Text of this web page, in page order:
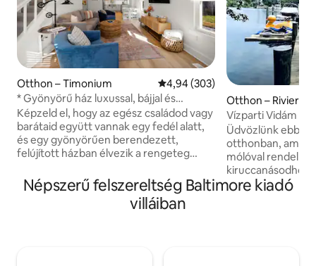
Otthon – Timonium Átlagos értékelés: 5/4,94, 303
4,94 (303)
* Gyönyörű ház luxussal, bájjal és
kényelemmel *
Képzeld el, hogy az egész családod vagy
barátaid együtt vannak egy fedél alatt,
és egy gyönyörűen berendezett,
felújított házban élvezik a rengeteg
többet!!! Ebben az otthonban minden
megtalálható – 4 ágy (3 king / 1 queen)
plüss matracokkal és csúcsminőségű
Otthon – Riviera
Vízparti Vidám 5
Üdvözlünk
otthonban, amely
mólóval
kiruccanásodhoz.
nyaralásokhoz,
Népszerű felszereltség Baltimore kiadó
villáiban